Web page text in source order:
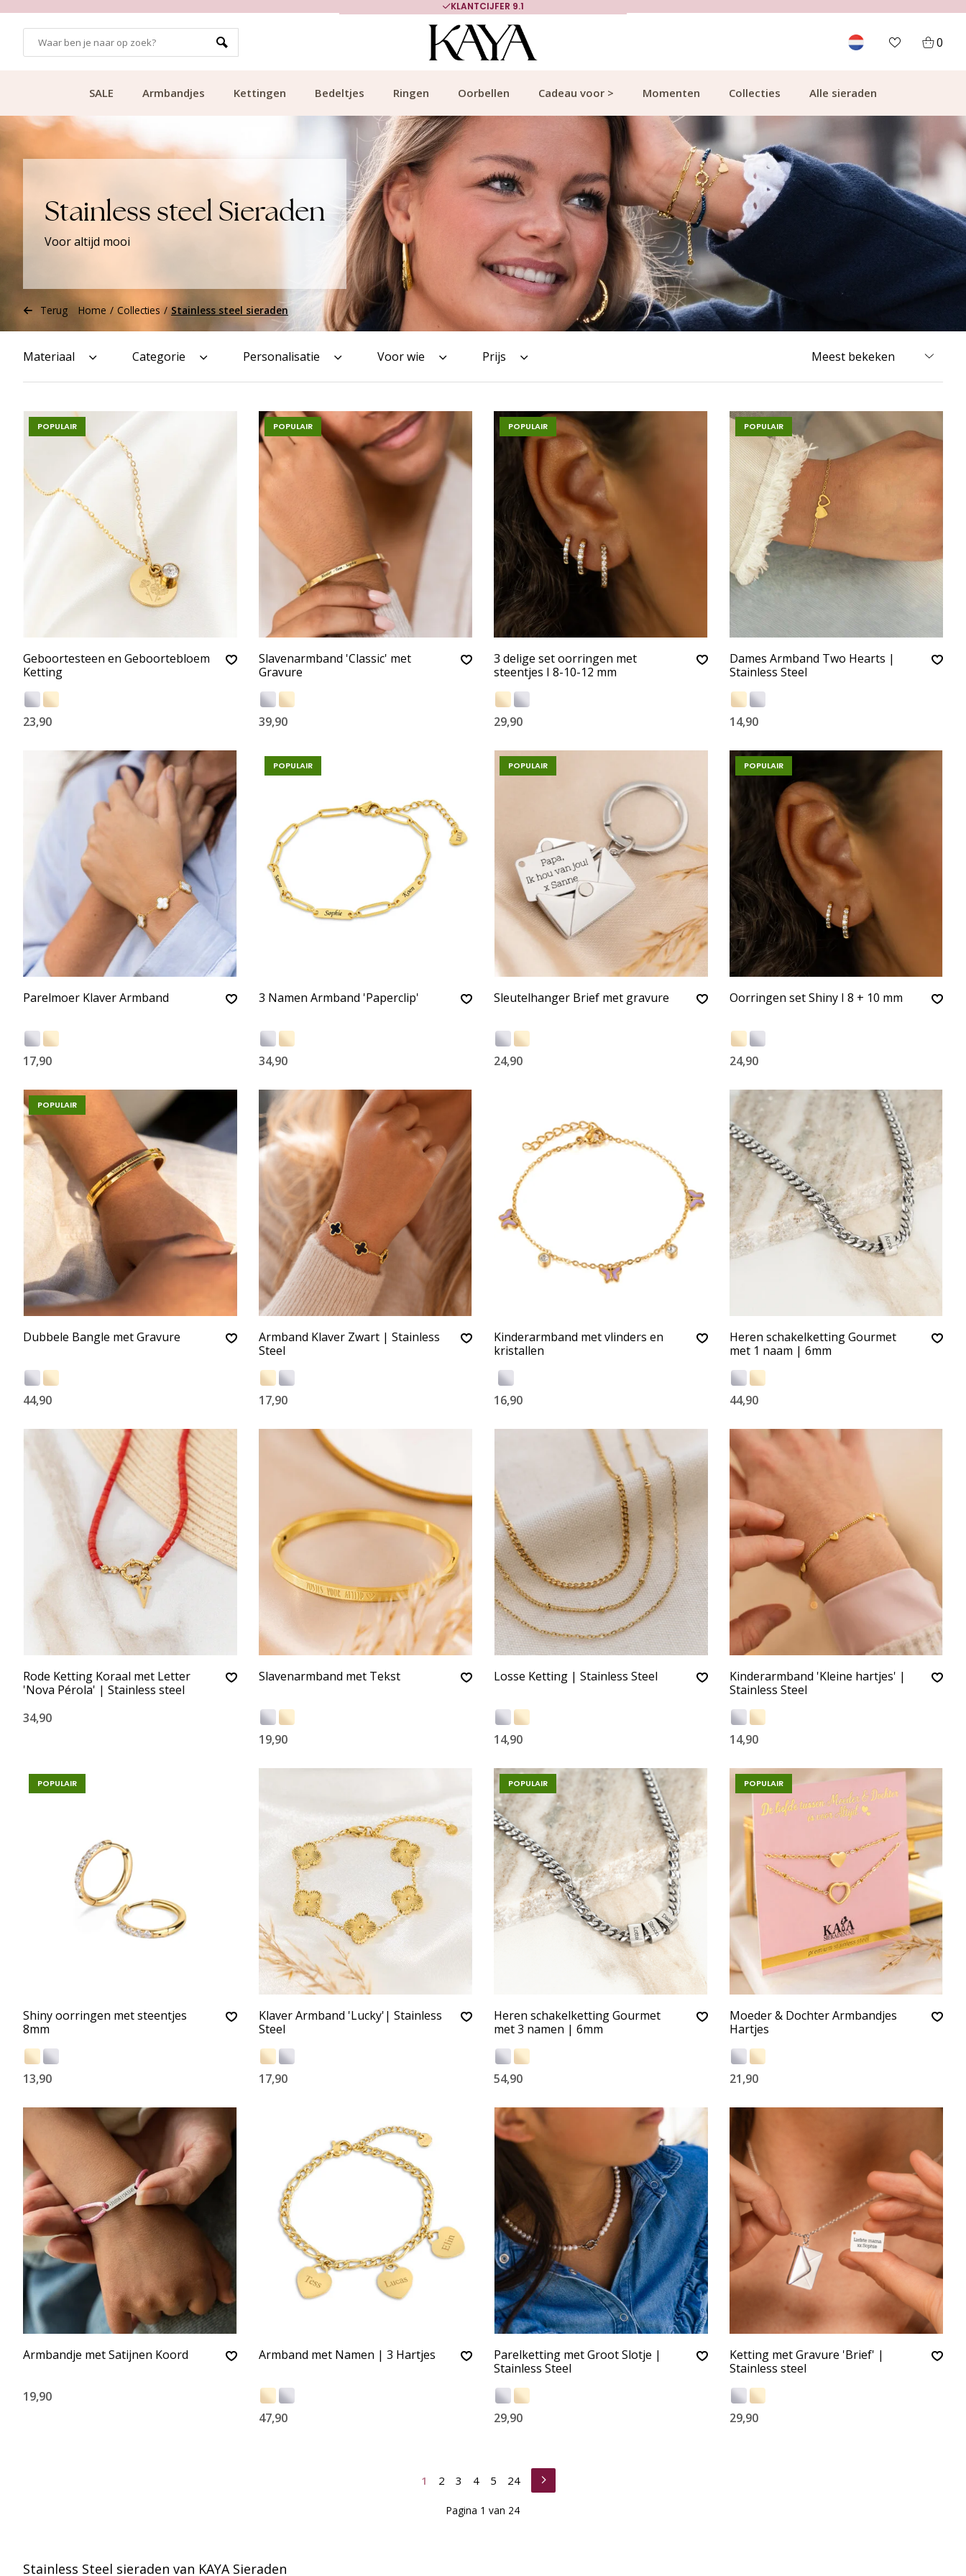
700.000+ TEVREDEN KLANTEN
0
SALE Armbandjes Kettingen Bedeltjes Ringen Oorbellen Cadeau voor > Momenten Collecties Alle sieraden
Stainless steel Sieraden
Voor altijd mooi
Terug Home / Collecties / Stainless steel sieraden
Materiaal Categorie Personalisatie Voor wie Prijs
POPULAIR
Geboortesteen en Geboortebloem
Ketting
23,90
POPULAIR
Slavenarmband 'Classic' met
Gravure
39,90
POPULAIR
3 delige set oorringen met
steentjes I 8-10-12 mm
29,90
POPULAIR
Dames Armband Two Hearts |
Stainless Steel
14,90
Parelmoer Klaver Armband
17,90
POPULAIR
3 Namen Armband 'Paperclip'
34,90
POPULAIR
Sleutelhanger Brief met gravure
24,90
POPULAIR
Oorringen set Shiny I 8 + 10 mm
24,90
POPULAIR
Dubbele Bangle met Gravure
44,90
Armband Klaver Zwart | Stainless
Steel
17,90
Kinderarmband met vlinders en
kristallen
16,90
Heren schakelketting Gourmet
met 1 naam | 6mm
44,90
Rode Ketting Koraal met Letter
'Nova Pérola' | Stainless steel
34,90
Slavenarmband met Tekst
19,90
Losse Ketting | Stainless Steel
14,90
Kinderarmband 'Kleine hartjes' |
Stainless Steel
14,90
POPULAIR
Shiny oorringen met steentjes
8mm
13,90
Klaver Armband 'Lucky'| Stainless
Steel
17,90
POPULAIR
Heren schakelketting Gourmet
met 3 namen | 6mm
54,90
POPULAIR
Moeder & Dochter Armbandjes
Hartjes
21,90
Armbandje met Satijnen Koord
19,90
Armband met Namen | 3 Hartjes
47,90
Parelketting met Groot Slotje |
Stainless Steel
29,90
Ketting met Gravure 'Brief' |
Stainless steel
29,90
1 2 3 4 5 24
Pagina 1 van 24
Stainless Steel sieraden van KAYA Sieraden